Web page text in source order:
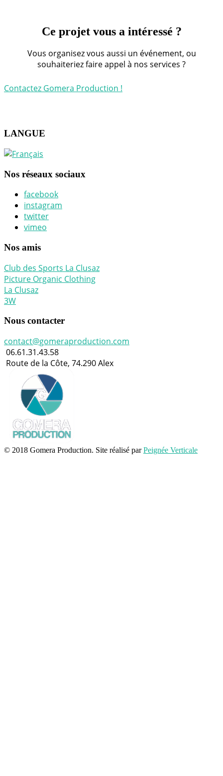
Ce projet vous a intéressé ?
Vous organisez vous aussi un événement, ou
souhaiteriez faire appel à nos services ?
Contactez Gomera Production !
LANGUE
Nos réseaux sociaux
facebook
instagram
twitter
vimeo
Nos amis
Club des Sports La Clusaz
Picture Organic Clothing
La Clusaz
3W
Nous contacter
contact@gomeraproduction.com
06.61.31.43.58
Route de la Côte, 74.290 Alex
© 2018 Gomera Production. Site réalisé parPeignée Verticale